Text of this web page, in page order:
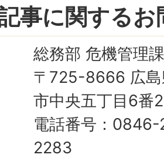
事に関する
総務部 危機管理課
〒725-8666 広島
市中央五丁目6番
電話番号：
2283